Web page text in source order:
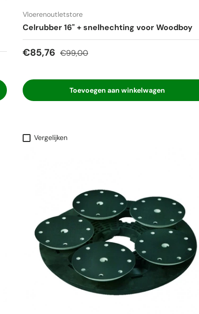
Vloerenoutletstore
Celrubber 16" + snelhechting voor Woodboy
Verkoopprijs
€85,76 Reguliere prijs
€99,00
Toevoegen aan winkelwagen
Vergelijken